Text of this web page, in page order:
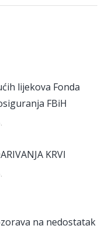
lijekova Fonda
FBiH
KRVI
na nedostatak